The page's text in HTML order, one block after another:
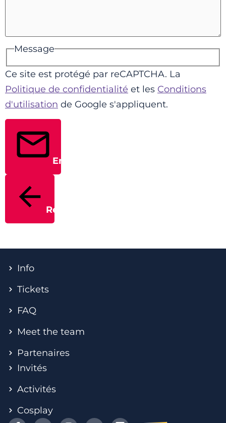
Message
Ce site est protégé par reCAPTCHA. La
Politique de confidentialité et les Conditions
d'utilisation de Google s'appliquent.
Envoyer
Retour
Info
Tickets
FAQ
Meet the team
Partenaires
Invités
Activités
Cosplay